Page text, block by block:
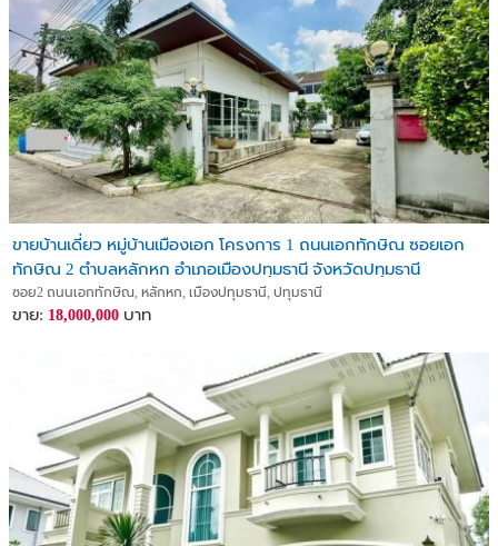
ขายบ้านเดี่ยว หมู่บ้านเมืองเอก โครงการ 1 ถนนเอกทักษิณ ซอยเอก
ทักษิณ 2 ตำบลหลักหก อำเภอเมืองปทุมธานี จังหวัดปทุมธานี
ซอย2 ถนนเอกทักษิณ, หลักหก, เมืองปทุมธานี, ปทุมธานี
ขาย: 18,000,000 บาท